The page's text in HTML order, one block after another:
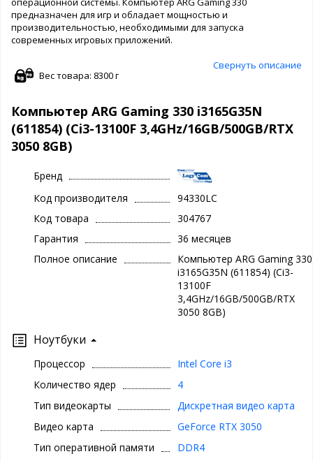
предназначен для игр и обладает мощностью и
производительностью, необходимыми для запуска
современных игровых приложений.
Свернуть описание
Вес товара: 8300 г
Компьютер ARG Gaming 330 i3165G35N
(611854) (Ci3-13100F 3,4GHz/16GB/500GB/RTX
3050 8GB)
Бренд
Код производителя
94330LC
Код товара
304767
Гарантия
36 месяцев
Полное описание
Компьютер ARG Gaming 330
i3165G35N (611854) (Ci3-
13100F
3,4GHz/16GB/500GB/RTX
3050 8GB)
Ноутбуки
Процессор
Intel Core i3
Количество ядер
4
Тип видеокарты
Дискретная видео карта
Видео карта
GeForce RTX 3050
Тип оперативной памяти
DDR4